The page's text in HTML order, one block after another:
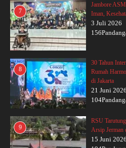
7
Jambore
Iman,
3 Juli 2026
8
30 Tahun
Rumah
di Jakarta
21 Juni 2026
9
RSU
Arsip Jerman
15 Juni 2026